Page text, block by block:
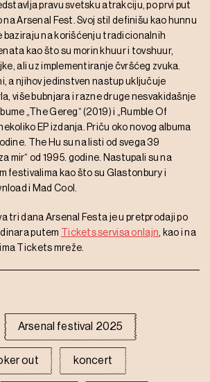
pravu svetsku atrakciju, po prvi put
na Arsenal Fest. Svoj stil definišu kao hunnu
baziraju na korišćenju tradicionalnih
kao što su morin khuur i tovshuur,
ali uz implementiranje čvršćeg zvuka.
a njihov jedinstven nastup uključuje
više bubnjara i razne druge nesvakidašnje
„The Gereg“ (2019) i „Rumble Of
EP izdanja. Priču oko novog albuma
The Hu su na listi od svega 39
mir“ od 1995. godine. Nastupali su na
festivalima kao što su Glastonbury i
i Mad Cool.
tri dana Arsenal Festa je u pretprodaji po
putem
Tickets servisa onlajn, kao i na
Tickets mreže.
Arsenal festival 2025
out koncert